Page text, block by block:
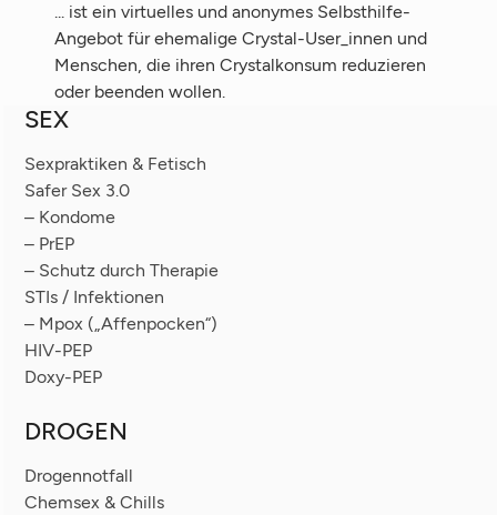
... ist ein virtuelles und anonymes Selbsthilfe-
Angebot für ehemalige Crystal-User_innen und
Menschen, die ihren Crystalkonsum reduzieren
oder beenden wollen.
SEX
Sexpraktiken & Fetisch
Safer Sex 3.0
– Kondome
– PrEP
– Schutz durch Therapie
STIs / Infektionen
– Mpox („Affenpocken“)
HIV-PEP
Doxy-PEP
DROGEN
Drogennotfall
Chemsex & Chills